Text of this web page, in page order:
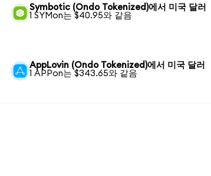
Symbotic (Ondo Tokenized)에서 미국 달러
1 SYMon는 $40.95와 같음
AppLovin (Ondo Tokenized)에서 미국 달러
1 APPon는 $343.65와 같음